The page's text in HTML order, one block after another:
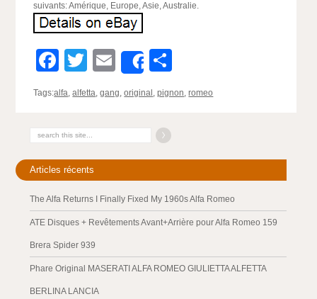
suivants: Amérique, Europe, Asie, Australie.
Facebook
Twitter
EmailShare
Tags:alfa,alfetta,gang,original ,pignon,romeo
Articles récents
The Alfa Returns I Finally Fixed My 1960s Alfa Romeo
ATE Disques + Revêtements Avant+Arrière pour Alfa Romeo 159
Brera Spider 939
Phare Original MASERATI ALFA ROMEO GIULIETTA ALFETTA
BERLINA LANCIA